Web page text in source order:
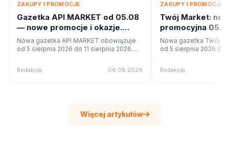
ZAKUPY I PROMOCJE
Gazetka API MARKET od 05.08
— nowe promocje i okazje.
Sprawdź
Nowa gazetka API MARKET obowiązuje
od 5 sierpnia 2026 do 11 sierpnia 2026.
Redakcja 06.08.2026
ZAKUPY I PROMOCJE
Twój Market:
promocyjna
Co w ofercie?
Nowa gazetka Twój
od 5 sierpnia 2026 do
Redakcja
Więcej artykułów